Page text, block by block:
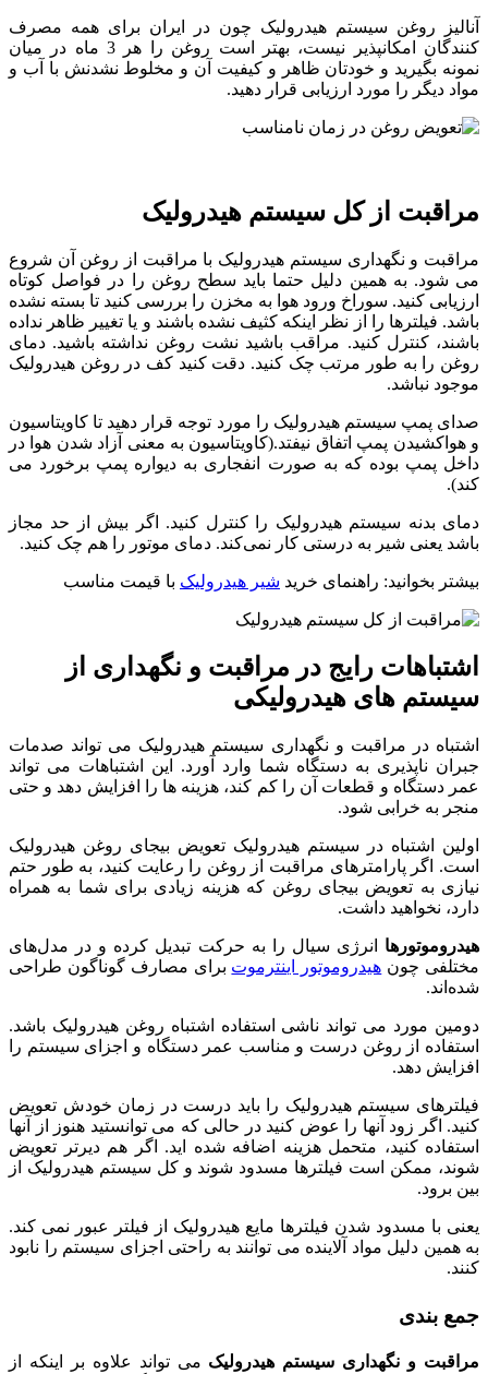
آنالیز روغن سیستم هیدرولیک چون در ایران برای همه مصرف
کنندگان امکانپذیر نیست، بهتر است روغن را هر 3 ماه در میان
نمونه بگیرید و خودتان ظاهر و کیفیت آن و مخلوط نشدنش با آب و
مواد دیگر را مورد ارزیابی قرار دهید.
مراقبت از کل سیستم هیدرولیک
مراقبت و نگهداری سیستم هیدرولیک با مراقبت از روغن آن شروع
می شود. به همین دلیل حتما باید سطح روغن را در فواصل کوتاه
ارزیابی کنید. سوراخ ورود هوا به مخزن را بررسی کنید تا بسته نشده
باشد. فیلترها را از نظر اینکه کثیف نشده باشند و یا تغییر ظاهر نداده
باشند، کنترل کنید. مراقب باشید نشت روغن نداشته باشید. دمای
روغن را به طور مرتب چک کنید. دقت کنید کف در روغن هیدرولیک
موجود نباشد.
صدای پمپ سیستم هیدرولیک را مورد توجه قرار دهید تا کاویتاسیون
و هواکشیدن پمپ اتفاق نیفتد.(کاویتاسیون به معنی آزاد شدن هوا در
داخل پمپ بوده که به صورت انفجاری به دیواره پمپ برخورد می
کند).
دمای بدنه سیستم هیدرولیک را کنترل کنید. اگر بیش از حد مجاز
باشد یعنی شیر به درستی کار نمی‌کند. دمای موتور را هم چک کنید.
بیشتر بخوانید: راهنمای خرید شیر هیدرولیک با قیمت مناسب
اشتباهات رایج در مراقبت و نگهداری از
سیستم های هیدرولیکی
اشتباه در مراقبت و نگهداری سیستم هیدرولیک می تواند صدمات
جبران ناپذیری به دستگاه شما وارد آورد. این اشتباهات می تواند
عمر دستگاه و قطعات آن را کم کند، هزینه ها را افزایش دهد و حتی
منجر به خرابی شود.
اولین اشتباه در سیستم هیدرولیک تعویض بیجای روغن هیدرولیک
است. اگر پارامترهای مراقبت از روغن را رعایت کنید، به طور حتم
نیازی به تعویض بیجای روغن که هزینه زیادی برای شما به همراه
دارد، نخواهید داشت.
هیدروموتورها انرژی سیال را به حرکت تبدیل کرده و در مدل‌های
مختلفی چون هیدروموتور اینترموت برای مصارف گوناگون طراحی
شده‌اند.
دومین مورد می تواند ناشی استفاده اشتباه روغن هیدرولیک باشد.
استفاده از روغن درست و مناسب عمر دستگاه و اجزای سیستم را
افزایش دهد.
فیلترهای سیستم هیدرولیک را باید درست در زمان خودش تعویض
کنید. اگر زود آنها را عوض کنید در حالی که می توانستید هنوز از آنها
استفاده کنید، متحمل هزینه اضافه شده اید. اگر هم دیرتر تعویض
شوند، ممکن است فیلترها مسدود شوند و کل سیستم هیدرولیک از
بین برود.
یعنی با مسدود شدن فیلترها مایع هیدرولیک از فیلتر عبور نمی کند.
به همین دلیل مواد آلاینده می توانند به راحتی اجزای سیستم را نابود
کنند.
جمع بندی
مراقبت و نگهداری سیستم هیدرولیک می تواند علاوه بر اینکه از